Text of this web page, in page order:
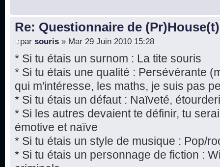
Re: Questionnaire de (Pr)House(t)
par souris » Mar 29 Juin 2010 15:28
* Si tu étais un surnom : La tite souris
* Si tu étais une qualité : Persévérante
qui m'intéresse, les maths, je suis pas
* Si tu étais un défaut : Naïveté,
* Si les autres devaient te définir, tu
émotive et naïve
* Si tu étais un style de musique : Pop/
* Si tu étais un personnage de fiction :